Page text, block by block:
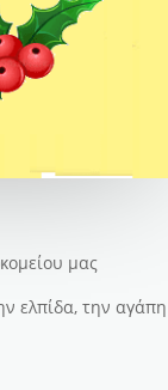
μας
ελπίδα, την αγάπη